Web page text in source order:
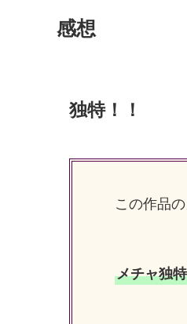
感想
独特！！
この作品
メチャ独